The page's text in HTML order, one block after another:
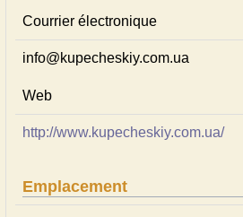
Courrier électronique
info@kupecheskiy.com.ua
Web
http://www.kupecheskiy.com.ua/
Emplacement